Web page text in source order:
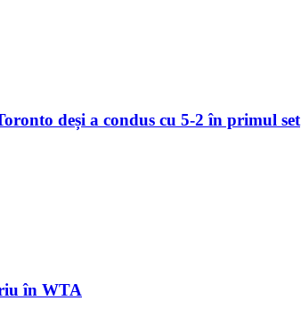
deși a condus cu 5-2 în primul set
în WTA